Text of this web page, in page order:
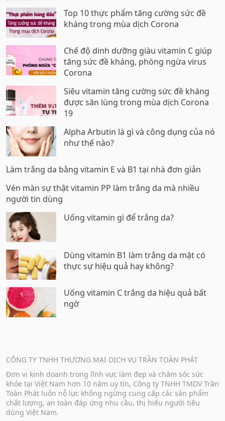
Top 10 thực phẩm tăng cường sức đề
kháng trong mùa dịch Corona
Chế độ dinh dưỡng giàu vitamin C giúp
tăng sức đề kháng, phòng ngừa virus
Corona
Siêu vitamin tăng cường sức đề kháng
được săn lùng trong mùa dịch Corona
19
Alpha Arbutin là gì và công dụng của nó
như thế nào?
Làm trắng da bằng vitamin E và B1 tại nhà đơn giản
Vén màn sự thật vitamin PP làm trắng da mà nhiều
người tin dùng
Uống vitamin gì để trắng da?
Dùng vitamin B1 làm trắng da mặt có
thực sự hiệu quả hay không?
Uống vitamin C trắng da hiệu quả bất
ngờ
CÔNG TY TNHH THƯƠNG MẠI DỊCH VỤ TRẦN TOÀN PHÁT
Đơn vị kinh doanh trong lĩnh vực làm đẹp và chăm sóc sức
khỏe tại Việt Nam hơn 10 năm uy tín, Công ty TNHH TMDV Trần
Toàn Phát luôn nỗ lực không ngừng cung cấp các sản phẩm
chất lượng, an toàn đáp ứng nhu cầu, thị hiếu người tiêu
dùng Việt Nam.